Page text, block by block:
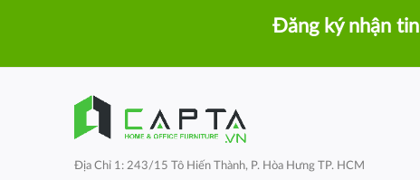
Đăng ký nhận tin
Địa Chỉ 1: 243/15 Tô Hiến Thành, P. Hòa Hưng TP. HCM